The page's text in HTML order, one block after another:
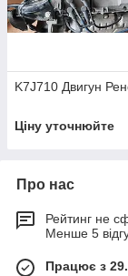
K7J710 Двигун
Ціну уточнюйте
Про нас
Рейтинг не
Менше 5
Працює з